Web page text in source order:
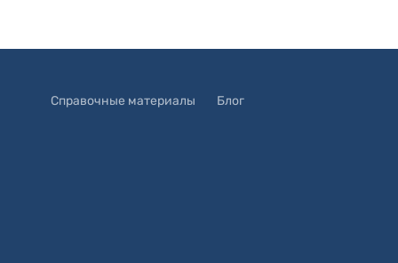
Справочные материалы Блог